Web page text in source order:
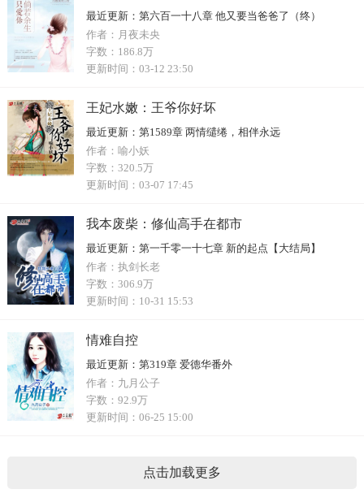
最近更新： 第六百一十八章 他又要当爸爸了（终）
作者： 月夜未央
字数： 186.8万
更新时间： 03-12 23:50
王妃水嫩：王爷你好坏
最近更新： 第1589章 两情缱绻，相伴永远
作者： 喻小妖
字数： 320.5万
更新时间： 03-07 17:45
我本废柴：修仙高手在都市
最近更新： 第一千零一十七章 新的起点【大结局】
作者： 执剑长老
字数： 306.9万
更新时间： 10-31 15:53
情难自控
最近更新： 第319章 爱德华番外
作者： 九月公子
字数： 92.9万
更新时间： 06-25 15:00
点击加载更多